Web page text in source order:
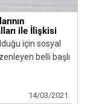
ile İlişkisi
için sosyal
belli başlı
14/03/2021